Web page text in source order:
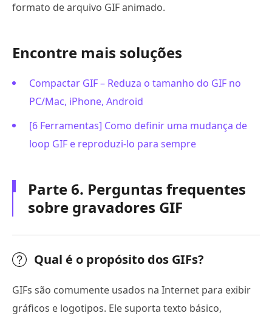
formato de arquivo GIF animado.
Encontre mais soluções
Compactar GIF – Reduza o tamanho do GIF no
PC/Mac, iPhone, Android
[6 Ferramentas] Como definir uma mudança de
loop GIF e reproduzi-lo para sempre
Parte 6. Perguntas frequentes
sobre gravadores GIF
Qual é o propósito dos GIFs?
GIFs são comumente usados na Internet para exibir
gráficos e logotipos. Ele suporta texto básico,